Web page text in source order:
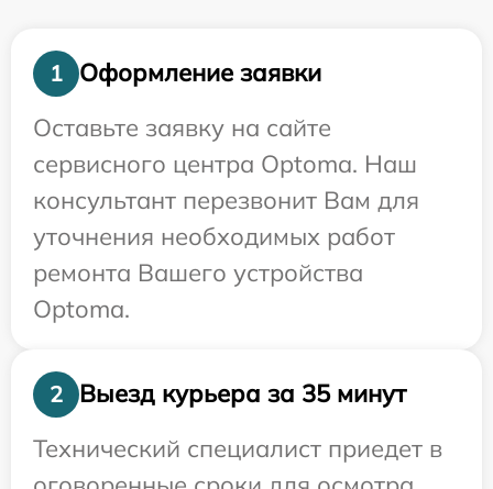
1
Оформление заявки
Оставьте заявку на сайте
сервисного центра Optoma. Наш
консультант перезвонит Вам для
уточнения необходимых работ
ремонта Вашего устройства
Optoma.
2
Выезд курьера за 35 минут
Технический специалист приедет в